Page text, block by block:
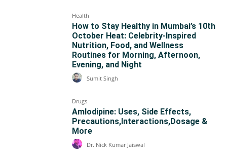
Health
How to Stay Healthy in Mumbai’s 10th
October Heat: Celebrity-Inspired
Nutrition, Food, and Wellness
Routines for Morning, Afternoon,
Evening, and Night
Sumit Singh
Drugs
Amlodipine: Uses, Side Effects,
Precautions,Interactions,Dosage &
More
Dr. Nick Kumar Jaiswal